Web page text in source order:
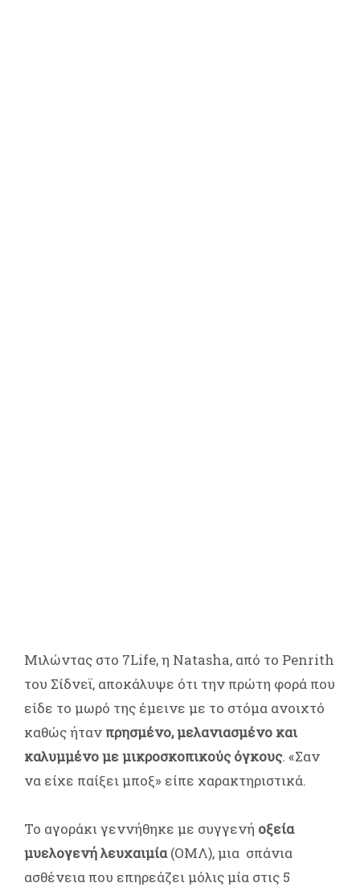
Μιλώντας στο 7Life, η Natasha, από το Penrith
του Σίδνεϊ, αποκάλυψε ότι την πρώτη φορά που
είδε το μωρό της έμεινε με το στόμα ανοιχτό
καθώς ήταν πρησμένο, μελανιασμένο και
καλυμμένο με μικροσκοπικούς όγκους. «Σαν
να είχε παίξει μποξ» είπε χαρακτηριστικά.
Το αγοράκι γεννήθηκε με συγγενή οξεία
μυελογενή λευχαιμία(ΟΜΛ), μια σπάνια
ασθένεια που επηρεάζει μόλις μία στις 5